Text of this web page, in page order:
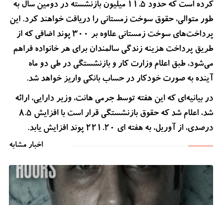
کرده است که حدود 11.5 میلیون بازنشسته در دومین سال به
طور متوالی، حقوق سوخت زمستانی را دریافت خواهند کرد. این
پرداخت‌های سوخت زمستانی علاوه بر 300 پوند اضافی که از
طریق پرداخت هزینه زندگی سالمندان برای هر خانواده فراهم
می‌شود، طبق اعلام وزارت کار و بازنشستگی در طی دو ماه
آینده به صورت خودکار در حساب بانکی واریز خواهد شد.
در بیانیه‌ای که این هفته توسط جرمی هانت، وزیر دارایی، ارائه
شد، اعلام شد که حقوق بازنشستگی قرار است با افزایش 8.5
درصدی، از آوریل، به هفته ای 221.20 پوند افزایش یابد.
اخبار مشابه